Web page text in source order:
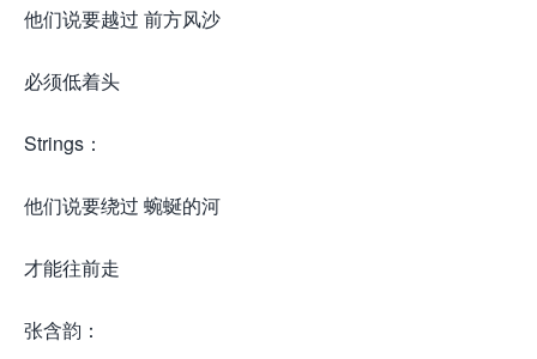
他们说要越过 前方风沙
必须低着头
Strings：
他们说要绕过 蜿蜒的河
才能往前走
张含韵：